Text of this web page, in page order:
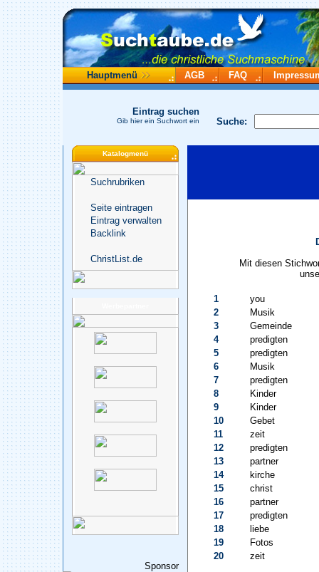
Hauptmenü AGB FAQ
Suche:
Eintrag suchen
Gib hier ein Suchwort ein
Katalogmenü
Suchrubriken
Seite eintragen
Eintrag verwalten
Backlink
ChristList.de
Sponsor
Mit diesen
1
you
2
Musik
3
Gemeinde
4
predigten
5
predigten
6
Musik
7
predigten
8
Kinder
9
Kinder
10
Gebet
11
zeit
12
predigten
13
partner
14
kirche
15
christ
16
partner
17
predigten
18
liebe
19
Fotos
20
zeit